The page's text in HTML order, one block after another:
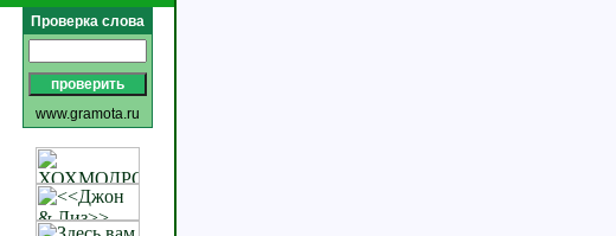
Проверка слова
www.gramota.ru